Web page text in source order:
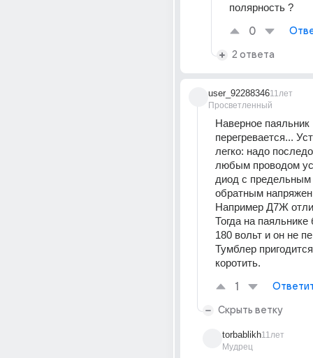
полярность ?
0
2 ответа
user_92288346
Просветленный
11лет
Наверное паяльник
перегревается...
легко: надо
любым проводом
диод с предельным
обратным
Например Д7Ж
Тогда на паяльнике
180 вольт и он не
Тумблер
коротить.
1
Скрыть ветку
torbablikh
Мудрец
11лет